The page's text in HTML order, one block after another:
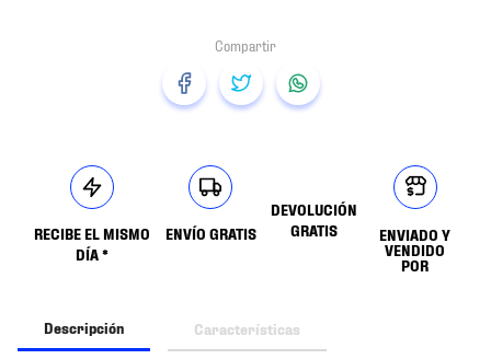
RECIBE EL MISMO
DÍA *
ENVÍO GRATIS
DEVOLUCIÓN
GRATIS
ENVIADO Y
VENDIDO
POR
Descripción Características